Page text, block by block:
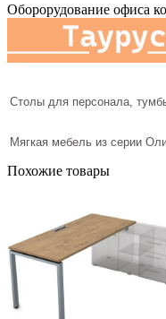
Оборорудование офиса
Столы для персонала,
Мягкая мебель из серии
Похожие товары